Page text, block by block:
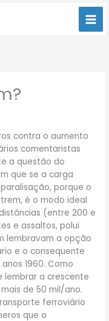
contra o aumento
comentaristas
a questão do
que se a carga
porque o
é o modo ideal
(entre 200 e
e assaltos, polui
lembravam a opção
e o consequente
1960. Como
lembrar a crescente
de 50 mil/ano.
ferroviário
que o